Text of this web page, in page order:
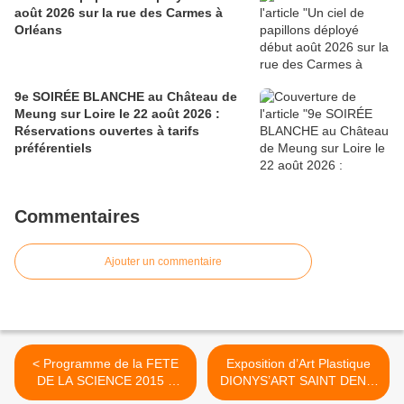
août 2026 sur la rue des Carmes à
Orléans
9e SOIRÉE BLANCHE au Château de
Meung sur Loire le 22 août 2026 :
Réservations ouvertes à tarifs
préférentiels
Commentaires
Ajouter un commentaire
< Programme de la FETE
DE LA SCIENCE 2015 à
SAINT CYR EN VAL (Loiret)
Exposition d’Art Plastique
DIONYS’ART SAINT DENIS
EN VAL 9 au 11 octobre